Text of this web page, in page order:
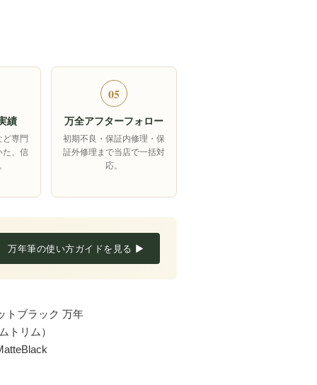
績
ど専門
た、信
05
万全アフターフォロー
初期不良・保証内修理・保
証外修理まで当店で一括対
応。
万年筆の使い方ガイドを見る ▶
トブラック 万年
トリム）